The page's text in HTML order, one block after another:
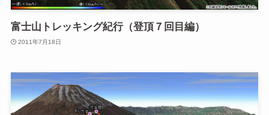
富士山トレッキング紀行（登頂７回目編）
2011年7月18日